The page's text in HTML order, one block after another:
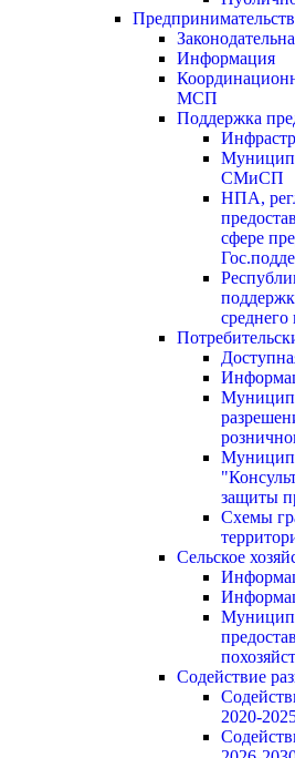
Информация
МСП
Поддержка
СМиСП
НПА,
сфере
среднего
защиты
Схемы
Сельское
Содействие
2020-